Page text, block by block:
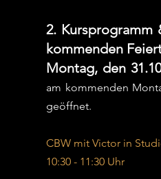
2. Kursprogramm
kommenden
Montag, den
am kommenden
geöffnet.
CBW mit Victor in
10:30 - 11:30 Uhr